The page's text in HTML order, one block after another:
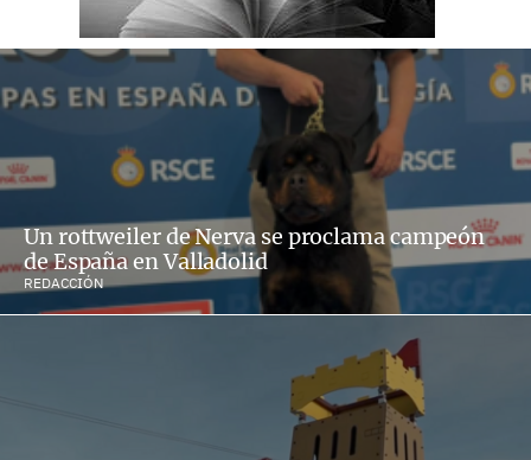
Un rottweiler de Nerva se proclama campeón
de España en Valladolid
REDACCIÓN